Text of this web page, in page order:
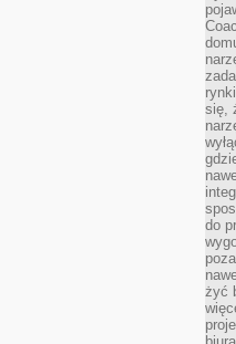
się,
do
żyć